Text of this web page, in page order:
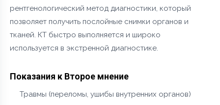
рентгенологический метод диагностики, который
позволяет получить послойные снимки органов и
тканей. КТ быстро выполняется и широко
используется в экстренной диагностике.
Показания к Второе мнение
Травмы (переломы, ушибы внутренних органов)